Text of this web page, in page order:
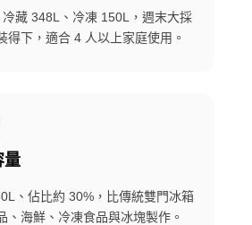
藏 348L、冷凍 150L，週末大採
得下，適合 4 人以上家庭使用。
量
、佔比約 30%，比傳統雙門冰箱
、海鮮、冷凍食品與冰塊製作。